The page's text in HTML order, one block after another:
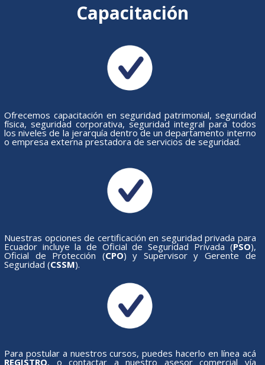
Capacitación
Ofrecemos capacitación en seguridad patrimonial, seguridad
física, seguridad corporativa, seguridad integral para todos
los niveles de la jerarquía dentro de un departamento interno
o empresa externa prestadora de servicios de seguridad.
Nuestras opciones de certificación en seguridad privada para
Ecuador incluye la de Oficial de Seguridad Privada (PSO),
Oficial de Protección (CPO) y Supervisor y Gerente de
Seguridad (CSSM).
Para postular a nuestros cursos, puedes hacerlo en línea acá
REGISTRO, o contactar a nuestro asesor comercial vía